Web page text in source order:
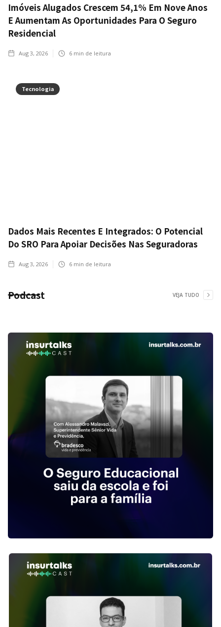
Imóveis Alugados Crescem 54,1% Em Nove Anos
E Aumentam As Oportunidades Para O Seguro
Residencial
Aug 3, 2026 6 min de leitura
Tecnologia
Dados Mais Recentes E Integrados: O Potencial
Do SRO Para Apoiar Decisões Nas Seguradoras
Aug 3, 2026 6 min de leitura
Podcast VEJA TUDO